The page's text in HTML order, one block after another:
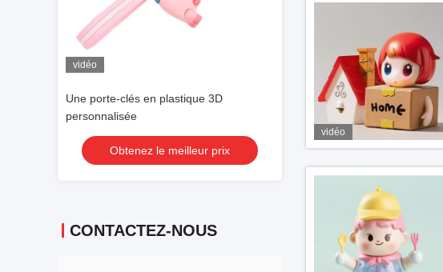
vidéo
Une porte-clés en plastique 3D
personnalisée
Obtenez le meilleur prix
Le haut-parleur portable Blueteeth
Obtenez le meilleur prix
CONTACTEZ-NOUS
vidéo